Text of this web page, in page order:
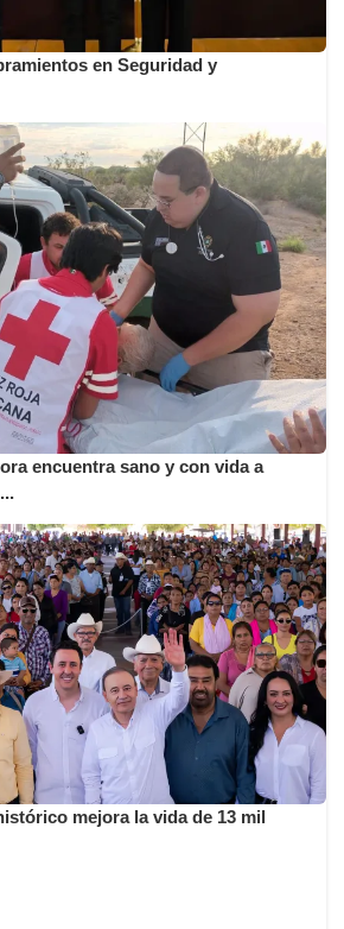
en Seguridad y
encuentra sano y con vida a
mejora la vida de 13 mil